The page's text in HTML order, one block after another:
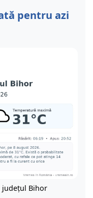
pentru azi
județul Bihor